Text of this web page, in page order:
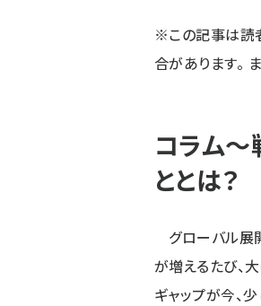
※この記事は読
合があります。
コラム
ととは？
グローバル展
が増えるたび、
ギャップが今、